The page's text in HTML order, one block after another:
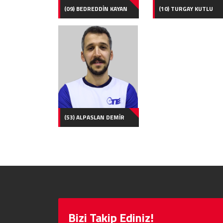
(09) BEDREDDİN KAYAN (10) TURGAY KUTLU
(53) ALPASLAN DEMİR
Bizi Takip Ediniz!